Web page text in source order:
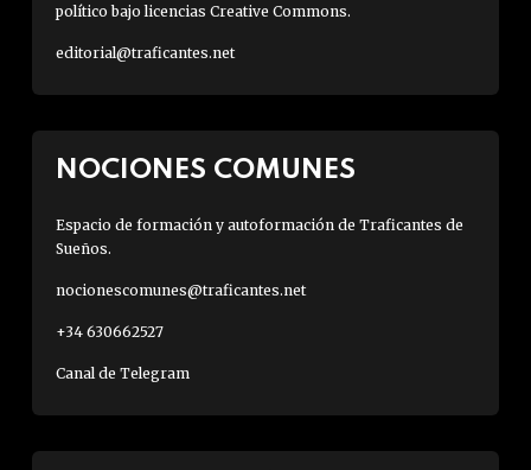
político bajo licencias Creative Commons.
editorial@traficantes.net
NOCIONES COMUNES
Espacio de formación y autoformación de Traficantes de
Sueños.
nocionescomunes@traficantes.net
+34 630662527
Canal de Telegram